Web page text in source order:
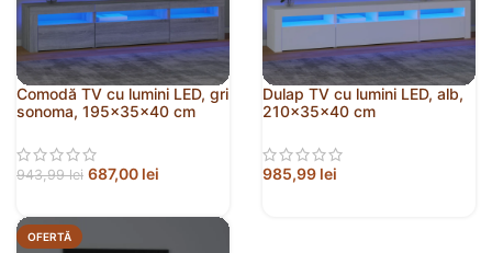
Comodă TV cu lumini LED, gri
sonoma, 195x35x40 cm
943,99lei 687,00 lei
Dulap TV cu lumini LED, alb,
210x35x40 cm
985,99 lei
OFERTĂ